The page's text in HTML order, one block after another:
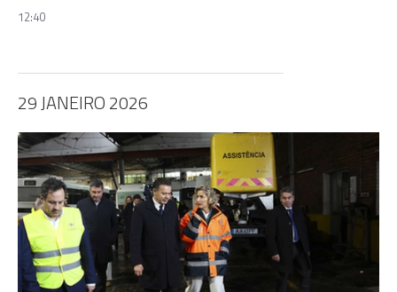
12:40
29 JANEIRO 2026